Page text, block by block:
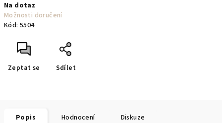
cena:
Na dotaz
Možnosti doručení
Kód: 5504
Zeptat se Sdílet
Popis Hodnocení Diskuze